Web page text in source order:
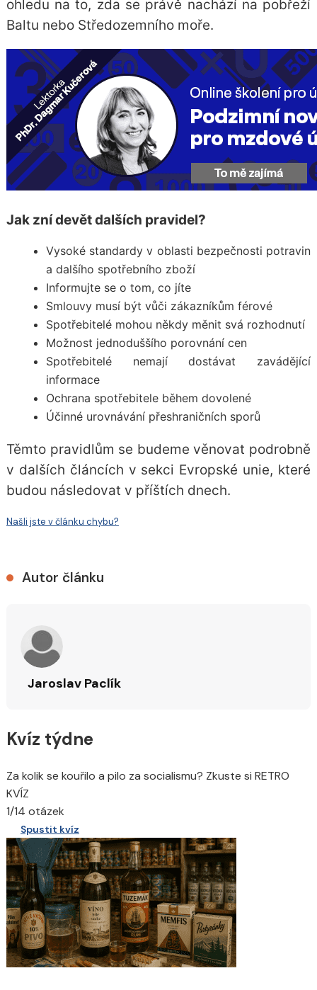
ohledu na to, zda se právě nachází na pobřeží
Baltu nebo Středozemního moře.
Jak zní devět dalších pravidel?
Vysoké standardy v oblasti bezpečnosti potravin
a dalšího spotřebního zboží
Informujte se o tom, co jíte
Smlouvy musí být vůči zákazníkům férové
Spotřebitelé mohou někdy měnit svá rozhodnutí
Možnost jednoduššího porovnání cen
Spotřebitelé nemají dostávat zavádějící
informace
Ochrana spotřebitele během dovolené
Účinné urovnávání přeshraničních sporů
Těmto pravidlům se budeme věnovat podrobně
v dalších článcích v sekci Evropské unie, které
budou následovat v příštích dnech.
Našli jste v článku chybu?
Autor článku
Jaroslav Paclík
Kvíz týdne
Za kolik se kouřilo a pilo za socialismu? Zkuste si RETRO
KVÍZ
1/14 otázek
Spustit kvíz